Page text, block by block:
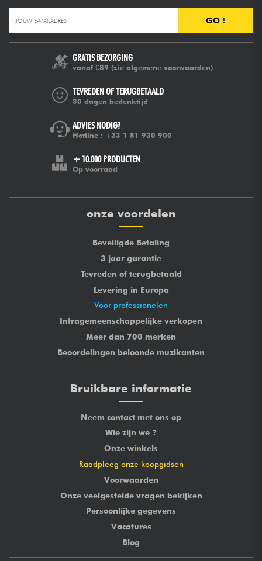
GO !
GRATIS BEZORGING
vanaf €89 (zie algemene voorwaarden)
TEVREDEN OF TERUGBETAALD
30 dagen bedenktijd
ADVIES NODIG?
Hotline : +33 1 81 930 900
+ 10.000 PRODUCTEN
Op voorraad
onze voordelen
Beveiligde Betaling
3 jaar garantie
Tevreden of terugbetaald
Levering in Europa
Voor professionelen
Intragemeenschappelijke verkopen
Meer dan 700 merken
Beoordelingen beloonde muzikanten
Bruikbare informatie
Neem contact met ons op
Wie zijn we ?
Onze winkels
Raadpleeg onze koopgidsen
Voorwaarden
Onze veelgestelde vragen bekijken
Persoonlijke gegevens
Vacatures
Blog